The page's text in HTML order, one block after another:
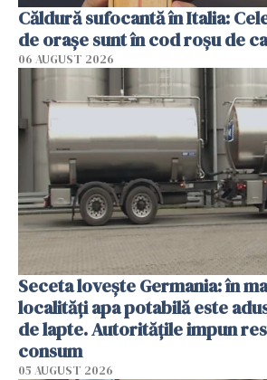
Căldură sufocantă în Italia:
de orașe sunt în cod roșu de
06 AUGUST 2026
Seceta lovește Germania: în
localități apa potabilă este
de lapte. Autoritățile impun
consum
05 AUGUST 2026